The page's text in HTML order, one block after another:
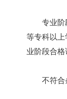
专业阶段
等专科以
业阶段合
不符合条